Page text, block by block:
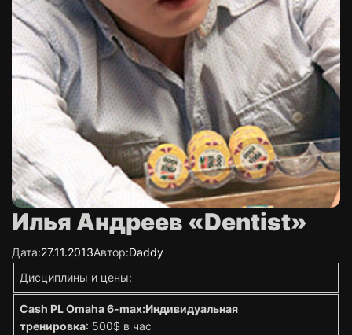
Илья Андреев «Dentist»
Дата:27.11.2013Автор:Daddy
Дисциплины и цены:
Cash PL Omaha 6-max:Индивидуальная
тренировка: 500$ в час